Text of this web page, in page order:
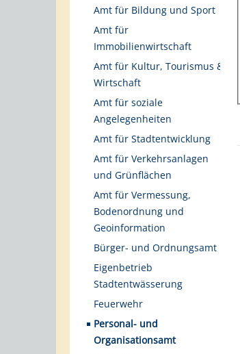
Amt für Bildung und Sport
Amt für
Immobilienwirtschaft
Amt für Kultur, Tourismus &
Wirtschaft
Amt für soziale
Angelegenheiten
Amt für Stadtentwicklung
Amt für Verkehrsanlagen
und Grünflächen
Amt für Vermessung,
Bodenordnung und
Geoinformation
Bürger- und Ordnungsamt
Eigenbetrieb
Stadtentwässerung
Feuerwehr
Personal- und
Organisationsamt